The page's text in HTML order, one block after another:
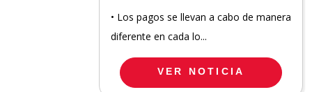
• Los pagos se llevan a cabo de manera
diferente en cada lo...
VER NOTICIA